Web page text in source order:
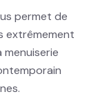
permet de
extrêmement
menuiserie